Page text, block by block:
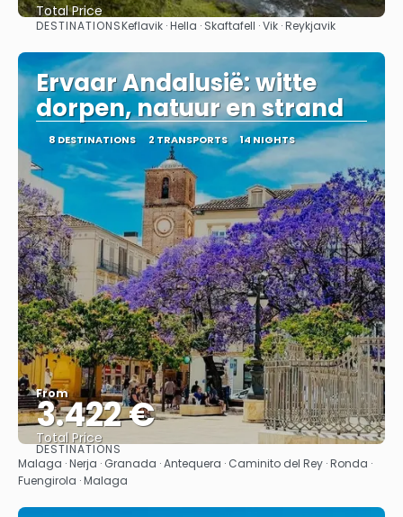
Total Price
See
DESTINATIONSKeflavik · Hella · Skaftafell · Vik · Reykjavik
Ervaar Andalusië: witte
dorpen, natuur en strand
8 DESTINATIONS 2 TRANSPORTS 14 NIGHTS
From
3.422 €
Total Price
See
DESTINATIONS
Malaga · Nerja · Granada · Antequera · Caminito del Rey · Ronda ·
Fuengirola · Malaga